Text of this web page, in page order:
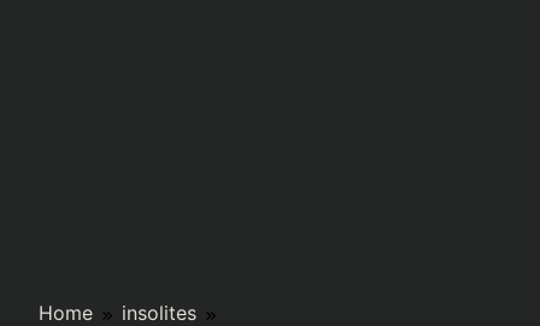
Home
insolites